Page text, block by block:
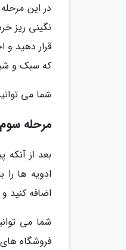
در این
نگینی ریز
قرار دهید و
که سبک و
شما می
مرحله
بعد از آنکه
ادویه ها
اضافه کنید
شما می
فروشگاه های